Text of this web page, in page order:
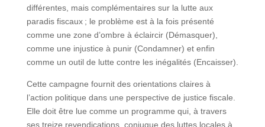
différentes, mais complémentaires sur la lutte aux
paradis fiscaux ; le problème est à la fois présenté
comme une zone d’ombre à éclaircir (Démasquer),
comme une injustice à punir (Condamner) et enfin
comme un outil de lutte contre les inégalités (Encaisser).
Cette campagne fournit des orientations claires à
l’action politique dans une perspective de justice fiscale.
Elle doit être lue comme un programme qui, à travers
ses treize revendications, conjugue des luttes locales à